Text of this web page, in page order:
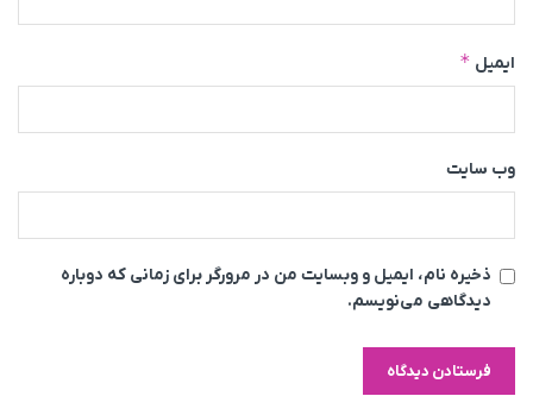
ایمیل *
وب‌ سایت
ذخیره نام، ایمیل و وبسایت من در مرورگر برای زمانی که دوباره
دیدگاهی می‌نویسم.